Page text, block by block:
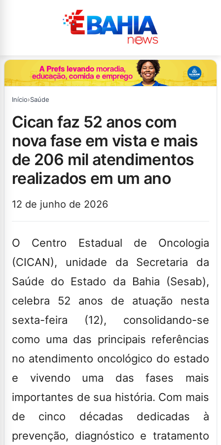
Início›Saúde
cican faz 52 anos com
nova fase em vista e mais
de 206 mil atendimentos
realizados em um ano
12 de junho de 2026
O Centro Estadual de Oncologia
(CICAN), unidade da Secretaria da
Saúde do Estado da Bahia (Sesab),
celebra 52 anos de atuação nesta
sexta-feira (12), consolidando-se
como uma das principais referências
no atendimento oncológico do estado
e vivendo uma das fases mais
importantes de sua história. Com mais
de cinco décadas dedicadas à
prevenção, diagnóstico e tratamento